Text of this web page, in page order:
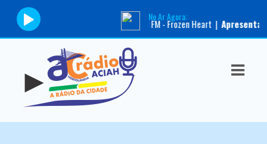
No Ar Agora:
Tocando agora: FM - Frozen Heart |Apresentador:|